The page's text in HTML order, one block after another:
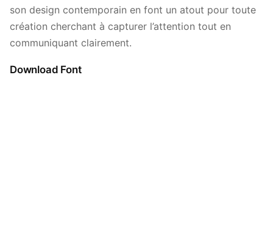
son design contemporain en font un atout pour toute
création cherchant à capturer l’attention tout en
communiquant clairement.
Download Font